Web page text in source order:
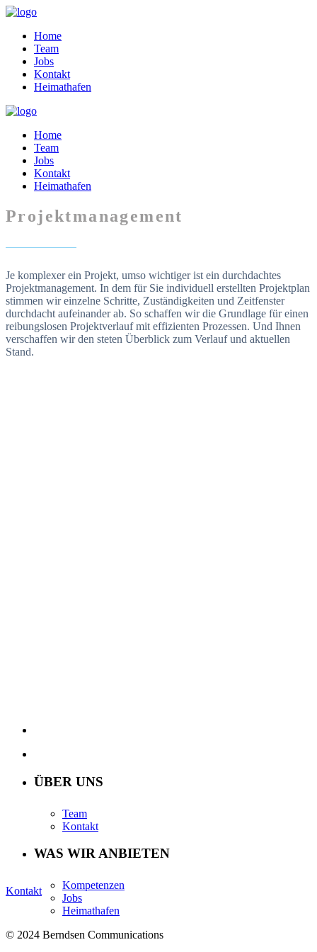
Home
Team
Jobs
Kontakt
Heimathafen
Home
Team
Jobs
Kontakt
Heimathafen
Projektmanagement
Je komplexer ein Projekt, umso wichtiger ist ein durchdachtes
Projektmanagement. In dem für Sie individuell erstellten Projektplan
stimmen wir einzelne Schritte, Zuständigkeiten und Zeitfenster
durchdacht aufeinander ab. So schaffen wir die Grundlage für einen
reibungslosen Projektverlauf mit effizienten Prozessen. Und Ihnen
verschaffen wir den steten Überblick zum Verlauf und aktuellen
Stand.
Kontakt
ÜBER UNS
Team
Kontakt
WAS WIR ANBIETEN
Kompetenzen
Jobs
Heimathafen
© 2024 Berndsen Communications